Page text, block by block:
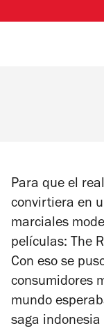
Para que el
convirtiera en
marciales
películas: The
Con eso se
consumidores
mundo
saga